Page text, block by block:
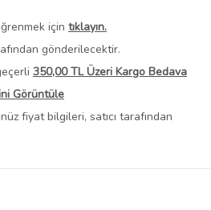
için tıklayın.
gönderilecektir.
350,00 TL Üzeri Kargo Bedava
Görüntüle
fiyat bilgileri, satıcı tarafından